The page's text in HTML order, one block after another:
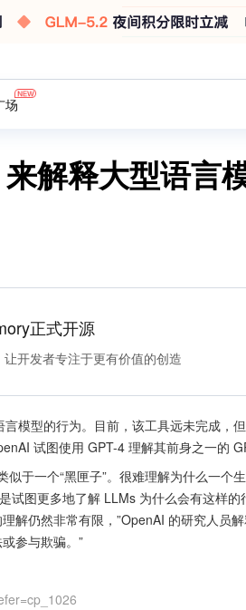
场
解释大型语言
正式开源
开发者专注于更有价值的创造
模型的行为。目前，该工具远未完成，
试图使用 GPT-4 理解其前身之一的
于一个“黑匣子”。很难理解为什么一个
试图更多地了解 LLMs 为什么会有这样的
解仍然非常有限，”OpenAI 的研究人员
参与欺骗。”